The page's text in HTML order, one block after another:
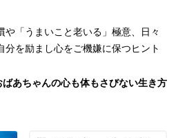
や「うまいこと老いる」極意、日々
分を励まし心をご機嫌に保つヒント
あちゃんの心も体もさびない生き方